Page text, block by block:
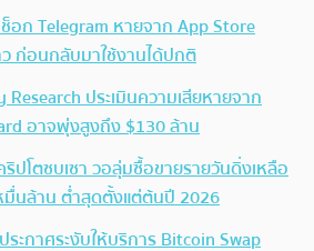
อก Telegram หายจาก App Store
ก่อนกลับมาใช้งานได้ปกติ
Research ประเมินความเสียหายจาก
อาจพุ่งสูงถึง $130 ล้าน
ปโตซบเซา วอลุ่มซื้อขายรายวันดิ่งเหลือ
นล้าน ต่ำสุดตั้งแต่ต้นปี 2026
ระกาศระงับให้บริการ Bitcoin Swap